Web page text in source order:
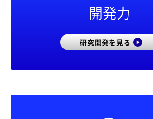
開発力
研究開発を見る